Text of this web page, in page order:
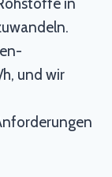
und wir